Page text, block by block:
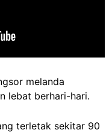
melanda
lebat berhari-hari.
terletak sekitar 90